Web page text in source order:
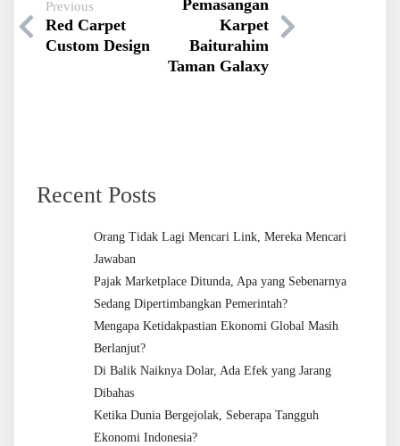
Previous
Red Carpet
Custom Design
Pemasangan
Karpet
Baiturahim
Taman Galaxy
Recent Posts
Orang Tidak Lagi Mencari Link, Mereka Mencari
Jawaban
Pajak Marketplace Ditunda, Apa yang Sebenarnya
Sedang Dipertimbangkan Pemerintah?
Mengapa Ketidakpastian Ekonomi Global Masih
Berlanjut?
Di Balik Naiknya Dolar, Ada Efek yang Jarang
Dibahas
Ketika Dunia Bergejolak, Seberapa Tangguh
Ekonomi Indonesia?